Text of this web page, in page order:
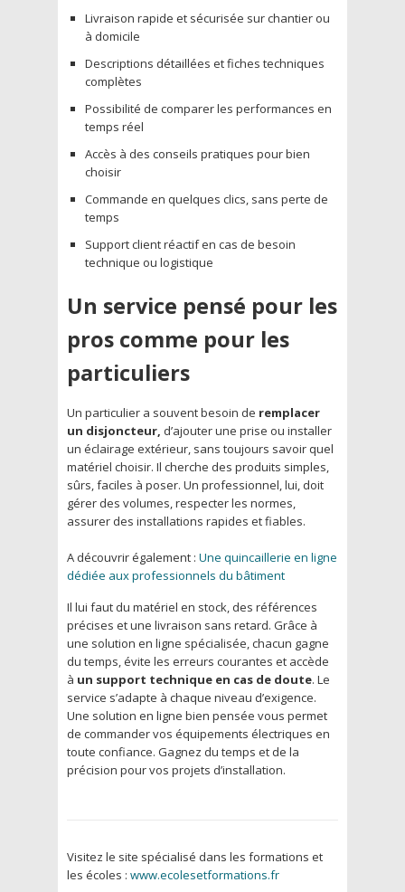
Livraison rapide et sécurisée sur chantier ou
à domicile
Descriptions détaillées et fiches techniques
complètes
Possibilité de comparer les performances en
temps réel
Accès à des conseils pratiques pour bien
choisir
Commande en quelques clics, sans perte de
temps
Support client réactif en cas de besoin
technique ou logistique
Un service pensé pour les
pros comme pour les
particuliers
Un particulier a souvent besoin de remplacer
un disjoncteur, d’ajouter une prise ou installer
un éclairage extérieur, sans toujours savoir quel
matériel choisir. Il cherche des produits simples,
sûrs, faciles à poser. Un professionnel, lui, doit
gérer des volumes, respecter les normes,
assurer des installations rapides et fiables.
A découvrir également : Une quincaillerie en ligne
dédiée aux professionnels du bâtiment
Il lui faut du matériel en stock, des références
précises et une livraison sans retard. Grâce à
une solution en ligne spécialisée, chacun gagne
du temps, évite les erreurs courantes et accède
à un support technique en cas de doute. Le
service s’adapte à chaque niveau d’exigence.
Une solution en ligne bien pensée vous permet
de commander vos équipements électriques en
toute confiance. Gagnez du temps et de la
précision pour vos projets d’installation.
Visitez le site spécialisé dans les formations et
les écoles : www.ecolesetformations.fr